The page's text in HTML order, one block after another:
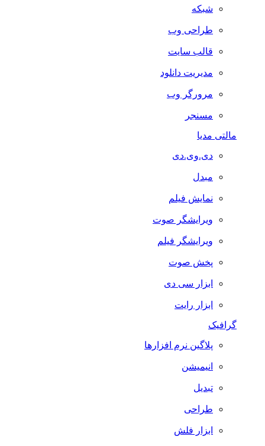
شبکه
طراحی وب
قالب سایت
مدیریت دانلود
مرورگر وب
مسنجر
مالتی مدیا
دی.وی.دی
مبدل
نمایش فیلم
ویرایشگر صوت
ویرایشگر فیلم
پخش صوت
ابزار سی دی
ابزار رایت
گرافیک
پلاگین نرم افزارها
انیمیشن
تبدیل
طراحی
ابزار فلش